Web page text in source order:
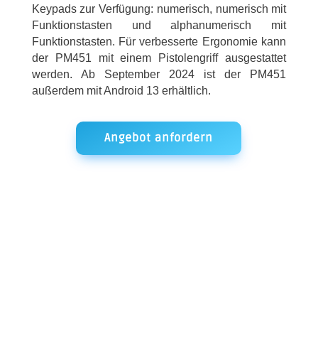
Keypads zur Verfügung: numerisch, numerisch mit
Funktionstasten und alphanumerisch mit
Funktionstasten. Für verbesserte Ergonomie kann
der PM451 mit einem Pistolengriff ausgestattet
werden. Ab September 2024 ist der PM451
außerdem mit Android 13 erhältlich.
Angebot anfordern